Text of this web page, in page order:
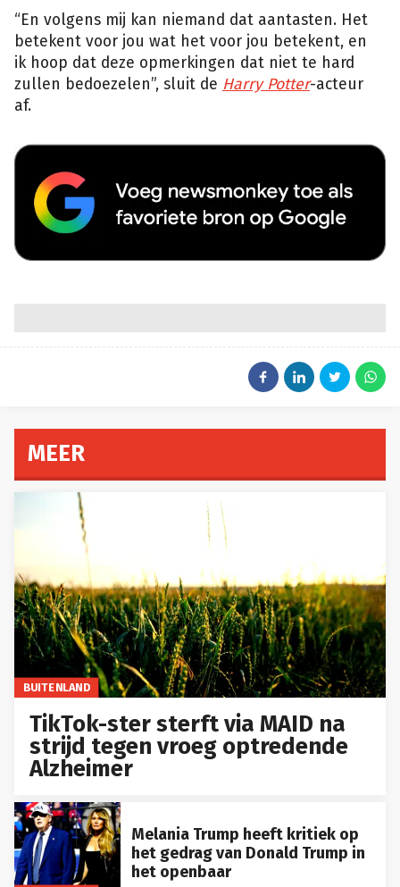
“En volgens mij kan niemand dat aantasten. Het
betekent voor jou wat het voor jou betekent, en
ik hoop dat deze opmerkingen dat niet te hard
zullen bedoezelen”, sluit de Harry Potter-acteur
af.
MEER
BUITENLAND
TikTok-ster sterft via MAID na
strijd tegen vroeg optredende
Alzheimer
Melania Trump heeft kritiek op
het gedrag van Donald Trump in
het openbaar